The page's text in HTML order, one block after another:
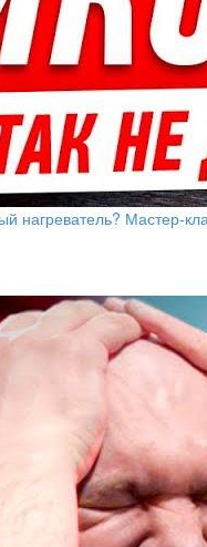
нагреватель? Мастер-